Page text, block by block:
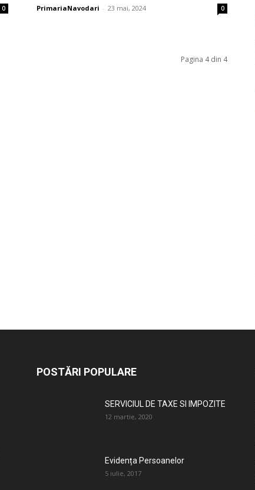
0 PrimariaNavodari - 23 mai, 2024 0
Pagina 4 din 4
POSTĂRI POPULARE
SERVICIUL DE TAXE SI IMPOZITE
12 martie, 2020
Evidența Persoanelor
5 iulie, 2017